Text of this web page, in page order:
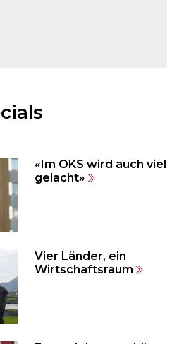
«Im OKS wird auch viel
gelacht»
Vier Länder, ein
Wirtschaftsraum